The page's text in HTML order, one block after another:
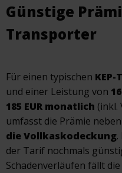
Günstige
Transporter
Für einen typischen
und einer Leistung von
185 EUR monatlich (inkl.
umfasst die Prämie
die Vollkaskodeckung
der Tarif nochmals
Schadenverläufen fällt